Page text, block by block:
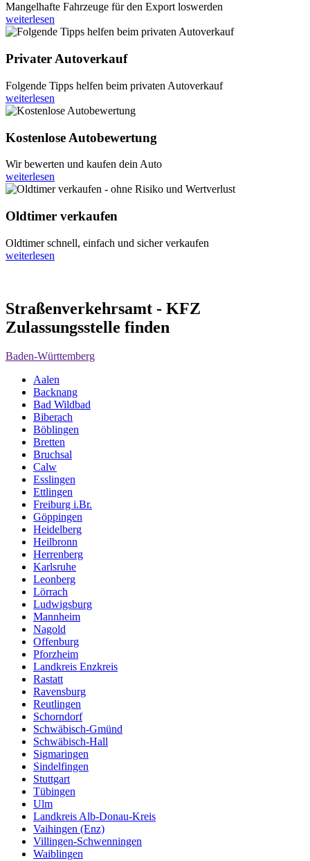
Mangelhafte Fahrzeuge für den Export loswerden
weiterlesen
Privater Autoverkauf
Folgende Tipps helfen beim privaten Autoverkauf
weiterlesen
Kostenlose Autobewertung
Wir bewerten und kaufen dein Auto
weiterlesen
Oldtimer verkaufen
Oldtimer schnell, einfach und sicher verkaufen
weiterlesen
Straßenverkehrsamt - KFZ
Zulassungsstelle finden
Baden-Württemberg
Aalen
Backnang
Bad Wildbad
Biberach
Böblingen
Bretten
Bruchsal
Calw
Esslingen
Ettlingen
Freiburg i.Br.
Göppingen
Heidelberg
Heilbronn
Herrenberg
Karlsruhe
Leonberg
Lörrach
Ludwigsburg
Mannheim
Nagold
Offenburg
Pforzheim
Landkreis Enzkreis
Rastatt
Ravensburg
Reutlingen
Schorndorf
Schwäbisch-Gmünd
Schwäbisch-Hall
Sigmaringen
Sindelfingen
Stuttgart
Tübingen
Ulm
Landkreis Alb-Donau-Kreis
Vaihingen (Enz)
Villingen-Schwenningen
Waiblingen